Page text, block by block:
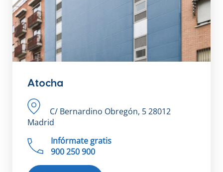
Atocha
C/ Bernardino Obregón, 5 28012
Madrid
Infórmate gratis
900 250 900